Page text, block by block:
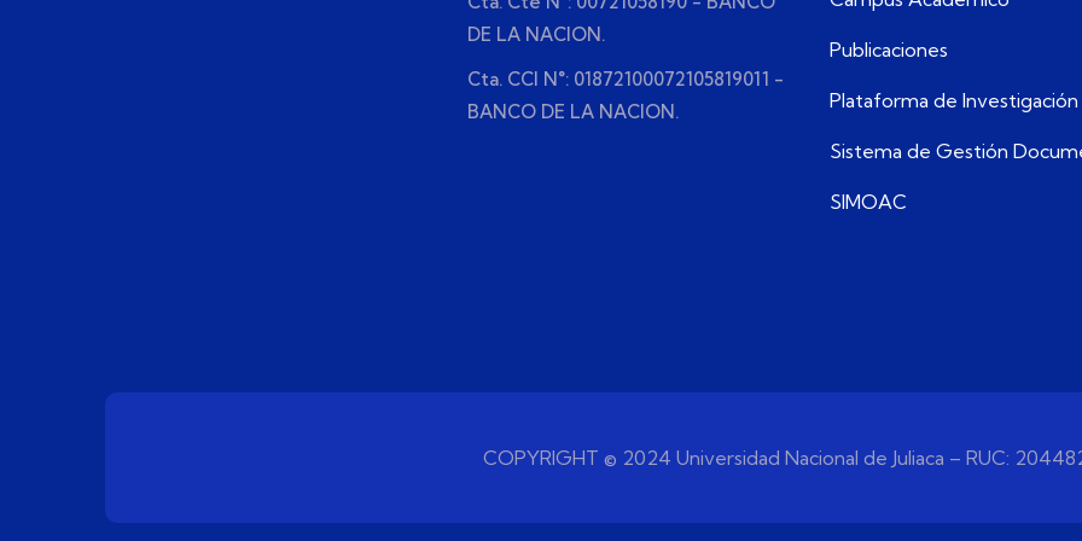
DE LA NACION.
Cta. CCI N°: 01872100072105819011 -
BANCO DE LA NACION.
Publicaciones
Plataforma de Investigación
Sistema de Gestión
SIMOAC
COPYRIGHT © 2024 Universidad Nacional de Juliaca – RUC: